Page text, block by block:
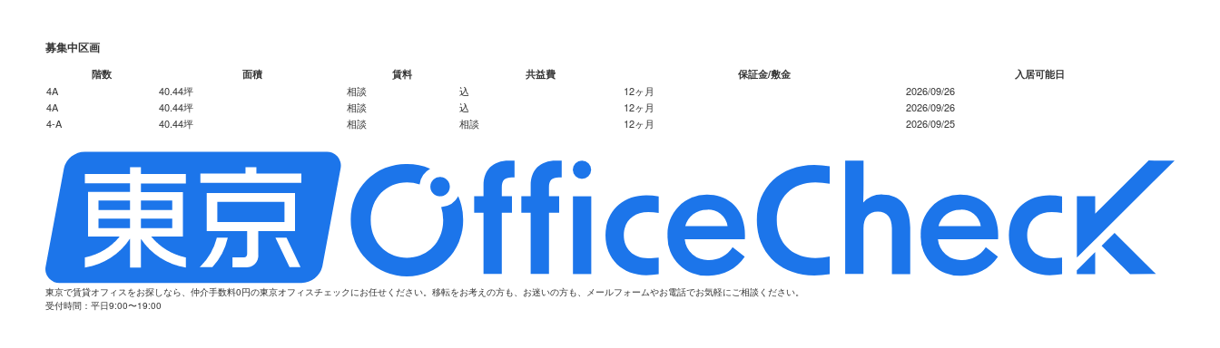
募集中区画
階数 面積 賃料 共益費 保証金/敷金 入居可能日
4A 40.44坪 相談 込 12ヶ月
2026/09/26
4A
40.44坪 相談 込 12ヶ月
2026/09/26
4-A
40.44坪 相談 相談 12ヶ月 2026/09/25
東京で賃貸オフィスをお探しなら、仲介手数料0円の東京オフィスチェックにお任せください。移転をお考えの方も、お迷いの方も、メールフォームやお電話でお気軽にご相談ください。
受付時間：平日9:00〜19:00